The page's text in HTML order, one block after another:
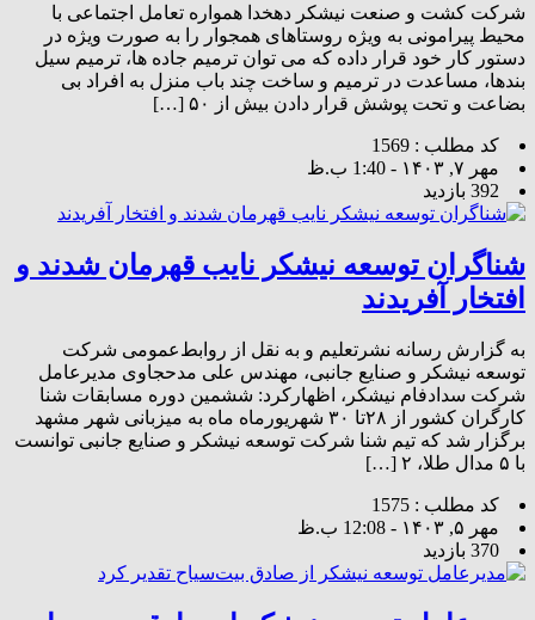
شرکت کشت و صنعت نیشکر دهخدا همواره تعامل اجتماعی با
محیط پیرامونی به ویژه روستاهای همجوار را به صورت ویژه در
دستور کار خود قرار داده که می توان ترمیم جاده ها، ترمیم سیل
بندها، مساعدت در ترمیم و ساخت چند باب منزل به افراد بی
بضاعت و تحت پوشش قرار دادن بیش از ۵۰ […]
کد مطلب : 1569
مهر ۷, ۱۴۰۳ - 1:40 ب.ظ
392 بازدید
شناگران توسعه نیشکر نایب قهرمان شدند و
افتخار آفریدند
به گزارش رسانه نشرتعلیم و به نقل از روابط‌عمومی شرکت
توسعه نیشکر و صنایع جانبی، مهندس علی مدحجاوی مدیرعامل
شرکت سدادفام نیشکر، اظهارکرد: ششمین دوره مسابقات شنا
کارگران کشور از ۲۸تا ۳۰ شهریورماه ماه به میزبانی شهر مشهد
برگزار شد که تیم شنا شرکت توسعه نیشکر و صنایع جانبی توانست
با ۵ مدال طلا، ۲ […]
کد مطلب : 1575
مهر ۵, ۱۴۰۳ - 12:08 ب.ظ
370 بازدید